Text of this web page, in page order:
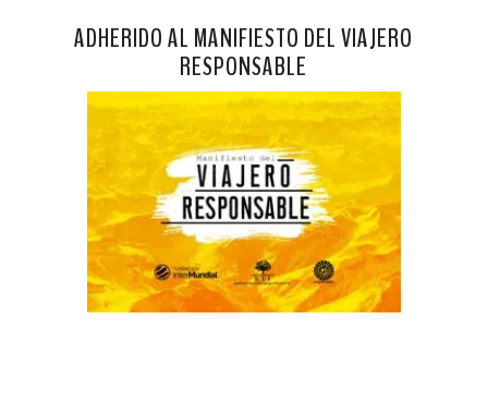
ADHERIDO AL MANIFIESTO DEL VIAJERO
RESPONSABLE